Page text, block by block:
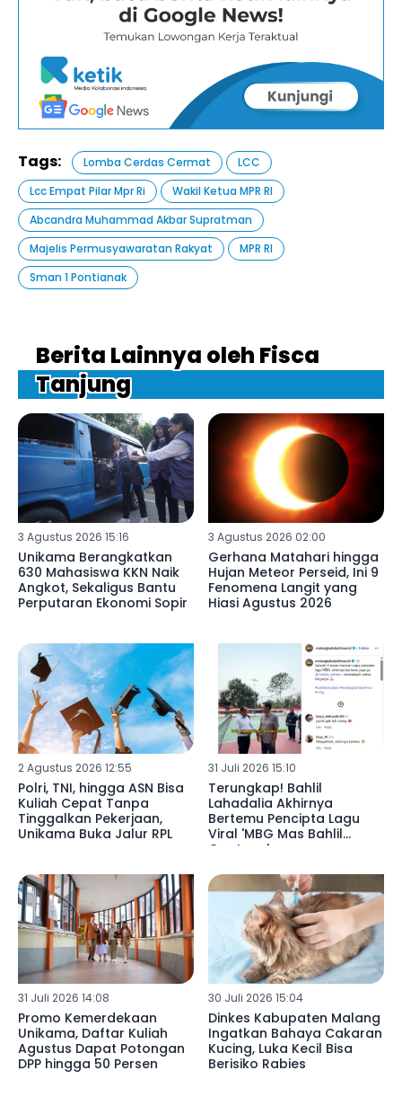
Tags: Lomba Cerdas Cermat
LCC
Lcc Empat Pilar Mpr Ri
Wakil Ketua MPR RI
Abcandra Muhammad Akbar Supratman
Majelis Permusyawaratan Rakyat
MPR RI
Sman 1 Pontianak
Berita Lainnya oleh Fisca
Tanjung
3 Agustus 2026 15:16
Unikama Berangkatkan
630 Mahasiswa KKN Naik
Angkot, Sekaligus Bantu
Perputaran Ekonomi Sopir
3 Agustus 2026 02:00
Gerhana Matahari hingga
Hujan Meteor Perseid, Ini 9
Fenomena Langit yang
Hiasi Agustus 2026
2 Agustus 2026 12:55
Polri, TNI, hingga ASN Bisa
Kuliah Cepat Tanpa
Tinggalkan Pekerjaan,
Unikama Buka Jalur RPL
31 Juli 2026 15:10
Terungkap! Bahlil
Lahadalia Akhirnya
Bertemu Pencipta Lagu
Viral 'MBG Mas Bahlil
Ganteng'
31 Juli 2026 14:08
Promo Kemerdekaan
Unikama, Daftar Kuliah
Agustus Dapat Potongan
DPP hingga 50 Persen
30 Juli 2026 15:04
Dinkes Kabupaten Malang
Ingatkan Bahaya Cakaran
Kucing, Luka Kecil Bisa
Berisiko Rabies